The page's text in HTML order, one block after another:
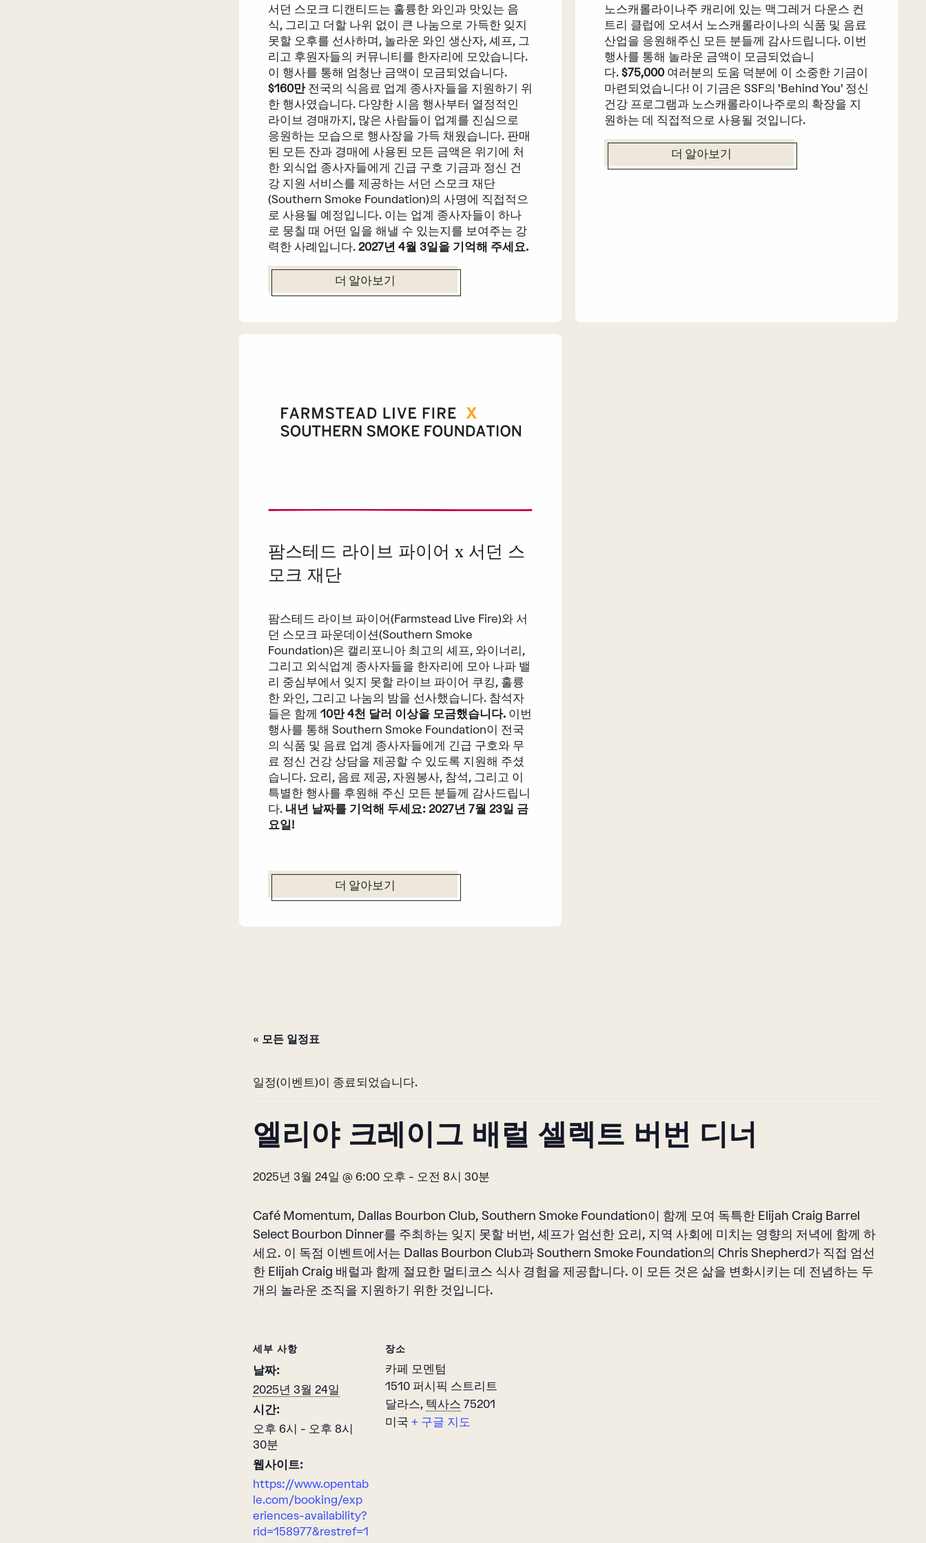
서던 스모크 디캔티드는 훌륭한 와인과 맛있는 음
식, 그리고 더할 나위 없이 큰 나눔으로 가득한 잊지
못할 오후를 선사하며, 놀라운 와인 생산자, 셰프, 그
리고 후원자들의 커뮤니티를 한자리에 모았습니다.
이 행사를 통해 엄청난 금액이 모금되었습니다.
$160만전국의 식음료 업계 종사자들을 지원하기 위
한 행사였습니다. 다양한 시음 행사부터 열정적인
라이브 경매까지, 많은 사람들이 업계를 진심으로
응원하는 모습으로 행사장을 가득 채웠습니다. 판매
된 모든 잔과 경매에 사용된 모든 금액은 위기에 처
한 외식업 종사자들에게 긴급 구호 기금과 정신 건
강 지원 서비스를 제공하는 서던 스모크 재단
(Southern Smoke Foundation)의 사명에 직접적으
로 사용될 예정입니다. 이는 업계 종사자들이 하나
로 뭉칠 때 어떤 일을 해낼 수 있는지를 보여주는 강
력한 사례입니다. 2027년 4월 3일을 기억해 주세요.
더 알아보기
노스캐롤라이나주 캐리에 있는 맥그레거 다운스 컨
트리 클럽에 오셔서 노스캐롤라이나의 식품 및 음료
산업을 응원해주신 모든 분들께 감사드립니다. 이번
행사를 통해 놀라운 금액이 모금되었습니
다. $75,000 여러분의 도움 덕분에 이 소중한 기금이
마련되었습니다! 이 기금은 SSF의 'Behind You' 정신
건강 프로그램과 노스캐롤라이나주로의 확장을 지
원하는 데 직접적으로 사용될 것입니다.
더 알아보기
팜스테드 라이브 파이어 x 서던 스
모크 재단
팜스테드 라이브 파이어(Farmstead Live Fire)와 서
던 스모크 파운데이션(Southern Smoke
Foundation)은 캘리포니아 최고의 셰프, 와이너리,
그리고 외식업계 종사자들을 한자리에 모아 나파 밸
리 중심부에서 잊지 못할 라이브 파이어 쿠킹, 훌륭
한 와인, 그리고 나눔의 밤을 선사했습니다. 참석자
들은 함께 10만 4천 달러 이상을 모금했습니다.이번
행사를 통해 Southern Smoke Foundation이 전국
의 식품 및 음료 업계 종사자들에게 긴급 구호와 무
료 정신 건강 상담을 제공할 수 있도록 지원해 주셨
습니다. 요리, 음료 제공, 자원봉사, 참석, 그리고 이
특별한 행사를 후원해 주신 모든 분들께 감사드립니
다. 내년 날짜를 기억해 두세요: 2027년 7월 23일 금
요일!
더 알아보기
« 모든 일정표
일정(이벤트)이 종료되었습니다.
엘리야 크레이그 배럴 셀렉트 버번 디너
2025년 3월 24일 @ 6:00 오후 - 오전 8시 30분
Café Momentum, Dallas Bourbon Club, Southern Smoke Foundation이 함께 모여 독특한 Elijah Craig Barrel
Select Bourbon Dinner를 주최하는 잊지 못할 버번, 셰프가 엄선한 요리, 지역 사회에 미치는 영향의 저녁에 함께 하
세요. 이 독점 이벤트에서는 Dallas Bourbon Club과 Southern Smoke Foundation의 Chris Shepherd가 직접 엄선
한 Elijah Craig 배럴과 함께 절묘한 멀티코스 식사 경험을 제공합니다. 이 모든 것은 삶을 변화시키는 데 전념하는 두
개의 놀라운 조직을 지원하기 위한 것입니다.
세부 사항
날짜:
2025년 3월 24일
시간:
오후 6시 - 오후 8시
30분
웹사이트:
https://www.opentab
le.com/booking/exp
eriences-availability?
rid=158977&restref=1
장소
카페 모멘텀
1510 퍼시픽 스트리트
달라스, 텍사스 75201
미국 + 구글 지도